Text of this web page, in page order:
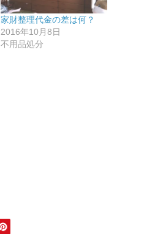
家財整理代金の差は何？
2016年10月8日
不用品処分